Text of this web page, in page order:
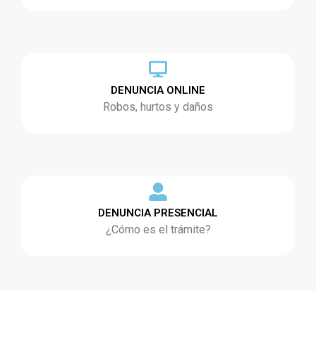
DENUNCIA ONLINE
Robos, hurtos y daños
DENUNCIA PRESENCIAL
¿Cómo es el trámite?